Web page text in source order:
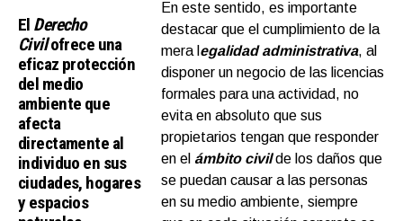
El Derecho
Civilofrece una
eficaz protección
del medio
ambiente que
afecta
directamente al
individuo en sus
ciudades, hogares
y espacios
En este sentido, es importante
destacar que el cumplimiento de la
mera l egalidad administrativa, al
disponer un negocio de las licencias
formales para una actividad, no
evita en absoluto que sus
propietarios tengan que responder
en el ámbito civil de los daños que
se puedan causar a las personas
en su medio ambiente, siempre